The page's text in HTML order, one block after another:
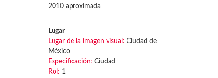
2010 aproximada
Lugar
Lugar de la imagen visual: Ciudad de
México
Especificación: Ciudad
Rol: 1